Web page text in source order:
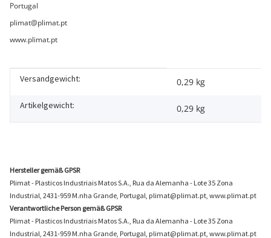
Portugal
plimat@plimat.pt
www.plimat.pt
Produkteigenschaft
Wert
Versandgewicht: 0,29 kg
Artikelgewicht: 0,29 kg
Hersteller gemäß GPSR
Plimat - Plasticos Industriais Matos S.A., Rua da Alemanha - Lote 35 Zona
Industrial, 2431-959 M.nha Grande, Portugal, plimat@plimat.pt, www.plimat.pt
Verantwortliche Person gemäß GPSR
Plimat - Plasticos Industriais Matos S.A., Rua da Alemanha - Lote 35 Zona
Industrial, 2431-959 M.nha Grande, Portugal, plimat@plimat.pt, www.plimat.pt